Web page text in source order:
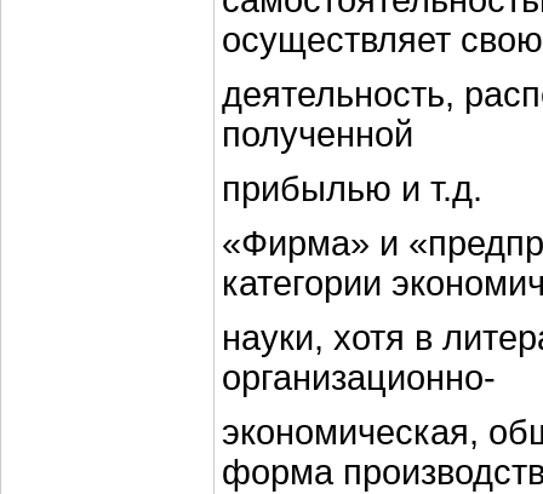
осуществляет свою
деятельность,
полученной
прибылью и т.д.
«Фирма» и
категории
науки, хотя в
организационно-
экономическая,
форма